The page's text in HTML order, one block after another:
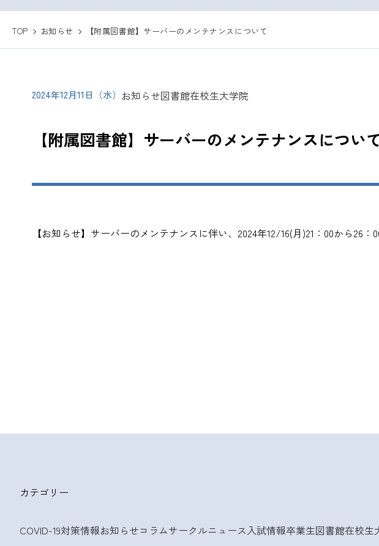
TOP お知らせ 【附属図書館】サーバーのメンテナンスについて
2024年12月11日（水） お知らせ図書館在校生大学院
【附属図書館】サーバーのメンテナンスについ
【お知らせ】サーバーのメンテナンスに伴い、2024年12/16(月)21：00から26
カテゴリー
COVID-19対策情報お知らせコラムサークルニュース入試情報卒業生図書館在校生